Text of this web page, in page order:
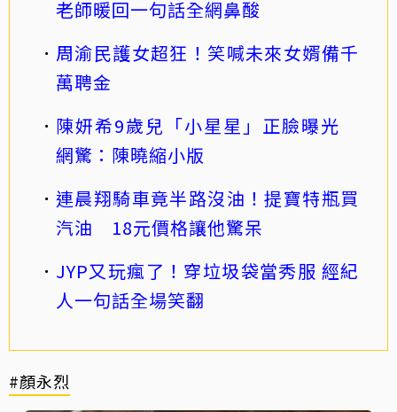
老師暖回一句話全網鼻酸
周渝民護女超狂！笑喊未來女婿備千
萬聘金
陳妍希9歲兒「小星星」正臉曝光
網驚：陳曉縮小版
連晨翔騎車竟半路沒油！提寶特瓶買
汽油 18元價格讓他驚呆
JYP又玩瘋了！穿垃圾袋當秀服 經紀
人一句話全場笑翻
#顏永烈